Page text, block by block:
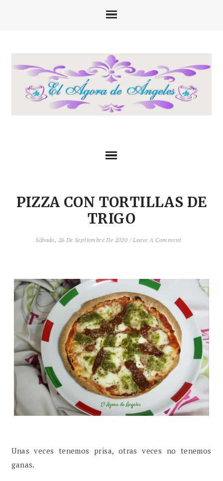
PIZZA CON TORTILLAS DE
TRIGO
Sábado, 26 De Septiembre De 2020 / Leave A Comment
Unas veces tenemos prisa, otras veces no tenemos
ganas.